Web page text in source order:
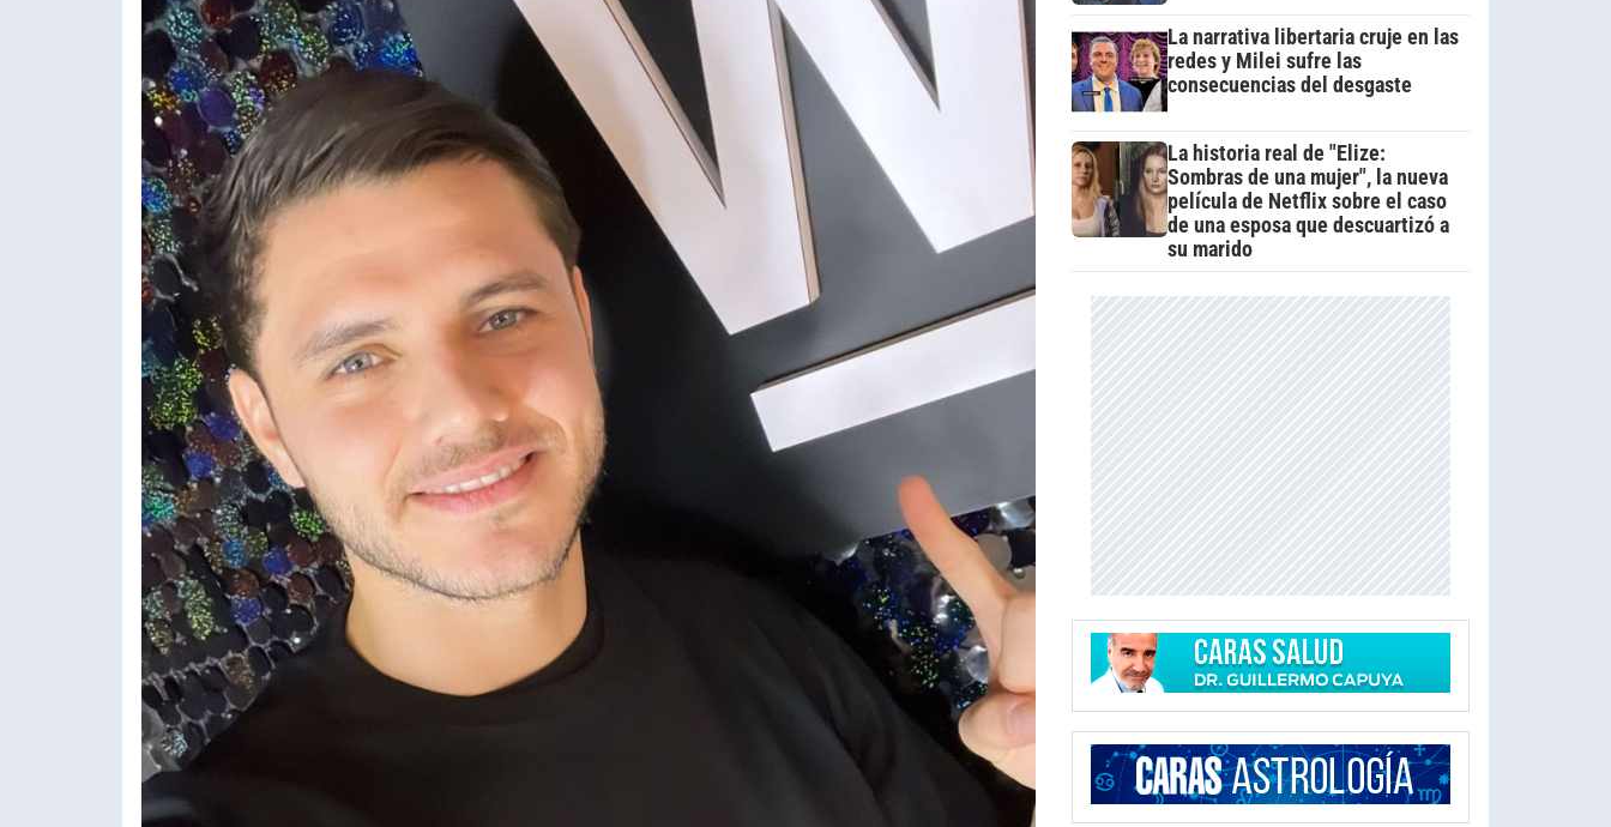
La narrativa libertaria cruje en las
redes y Milei sufre las
consecuencias del desgaste
La historia real de "Elize:
Sombras de una mujer", la nueva
película de Netflix sobre el caso
de una esposa que descuartizó a
su marido